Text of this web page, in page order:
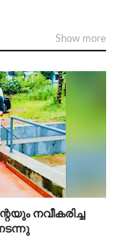
Show more
നവീകരിച്ച